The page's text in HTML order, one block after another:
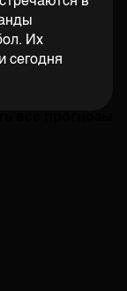
Их
сегодня